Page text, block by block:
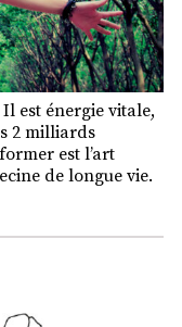
est énergie vitale,
2 milliards
est l’art
de longue vie.